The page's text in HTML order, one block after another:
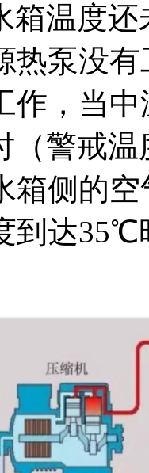
箱温度
热泵没
作，当
警戒
箱侧的
到达35℃